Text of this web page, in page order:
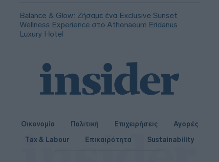
Balance & Glow: Ζήσαμε ένα Exclusive Sunset
Wellness Experience στο Athenaeum Eridanus
Luxury Hotel
Οικονομία Πολιτική Επιχειρήσεις
Αγορές
Tax & Labour
Επικαιρότητα Sustainability